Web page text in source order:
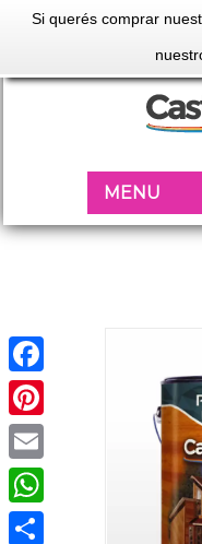
Si querés comprar
MENU
Facebook
Pinterest
Email
WhatsApp